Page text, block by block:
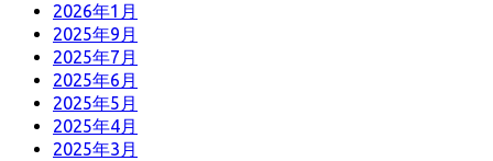
2026年1月
2025年9月
2025年7月
2025年6月
2025年5月
2025年4月
2025年3月